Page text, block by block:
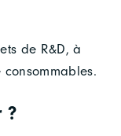
de R&D, à
?